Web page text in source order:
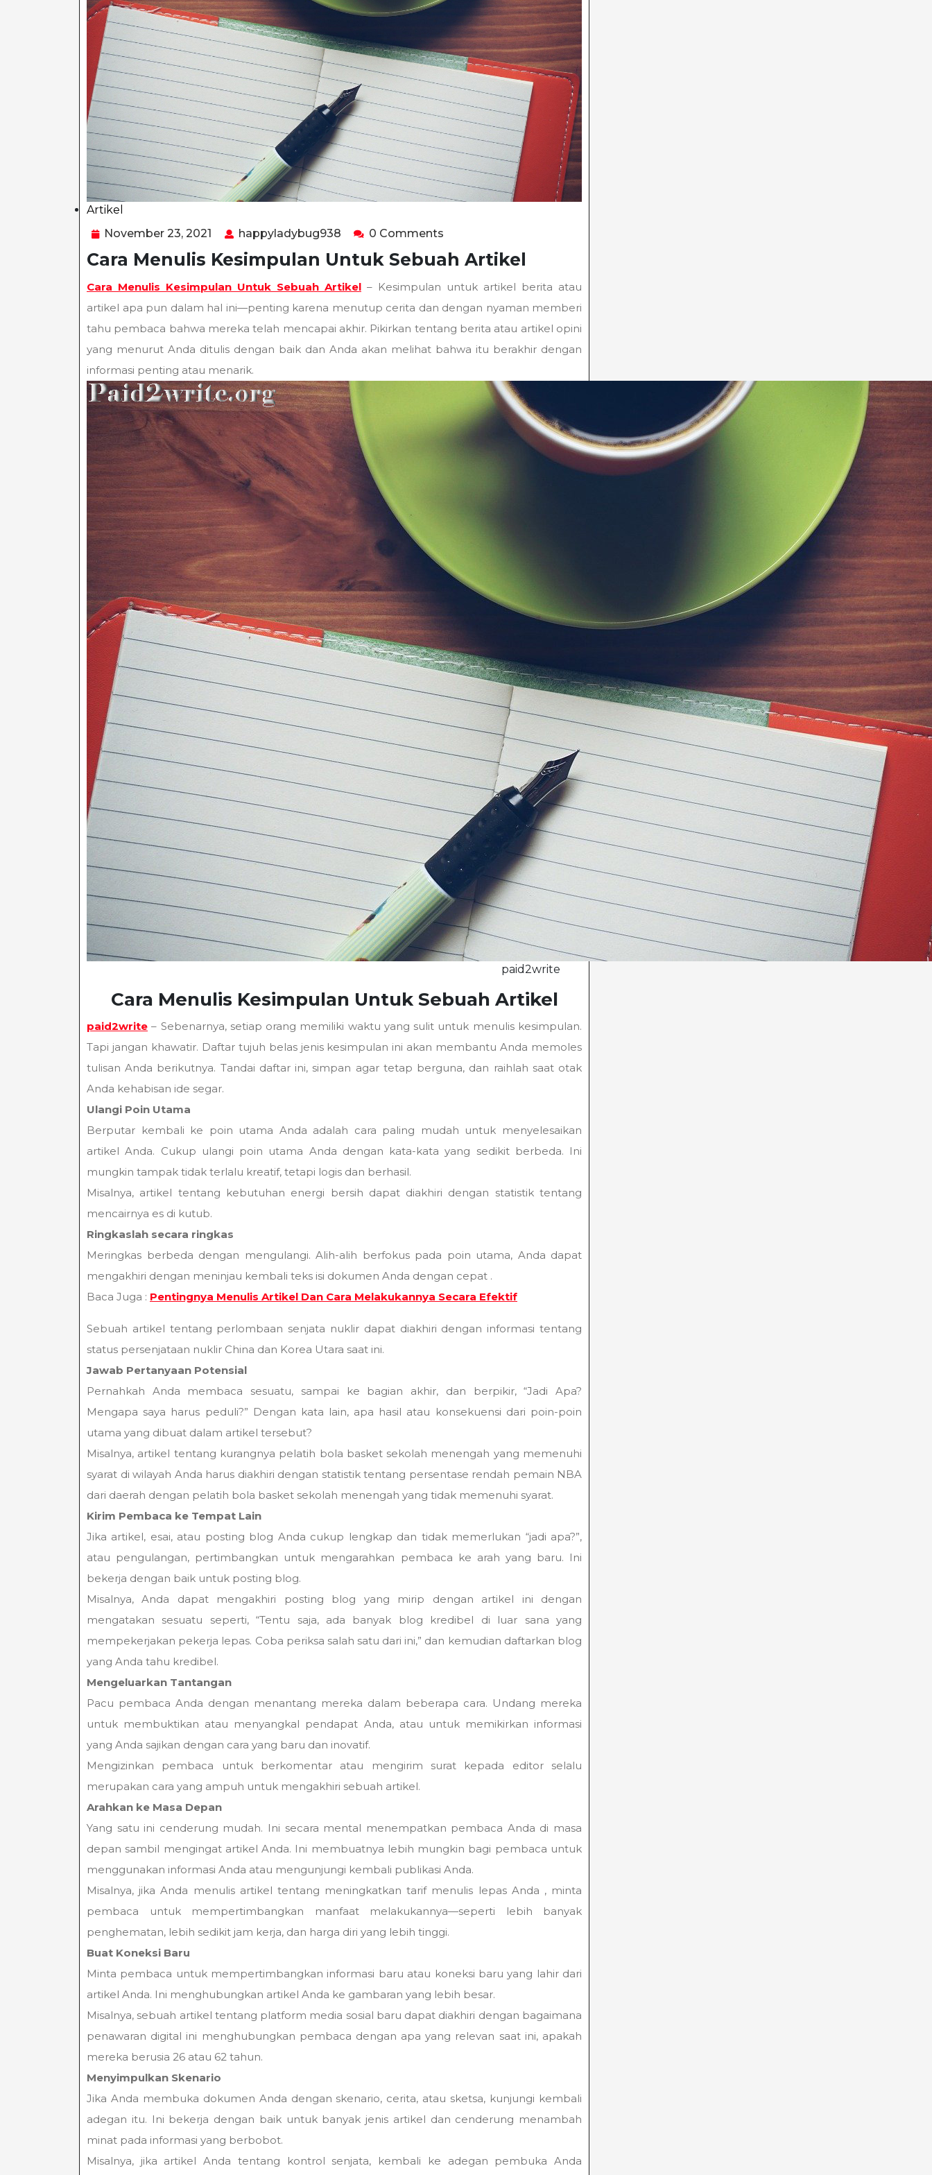
Artikel
Category
November 23, 2021
November
2021
happyladybug938 happyladybug938
0 Comments
Cara Menulis Kesimpulan Untuk Sebuah Artikel
Cara Menulis Kesimpulan Untuk Sebuah Artikel – Kesimpulan untuk artikel berita atau
artikel apa pun dalam hal ini—penting karena menutup cerita dan dengan nyaman memberi
tahu pembaca bahwa mereka telah mencapai akhir. Pikirkan tentang berita atau artikel opini
yang menurut Anda ditulis dengan baik dan Anda akan melihat bahwa itu berakhir dengan
informasi penting atau menarik.
paid2write
Cara Menulis Kesimpulan Untuk Sebuah Artikel
paid2write – Sebenarnya, setiap orang memiliki waktu yang sulit untuk menulis kesimpulan.
Tapi jangan khawatir. Daftar tujuh belas jenis kesimpulan ini akan membantu Anda memoles
tulisan Anda berikutnya. Tandai daftar ini, simpan agar tetap berguna, dan raihlah saat otak
Anda kehabisan ide segar.
Ulangi Poin Utama
Berputar kembali ke poin utama Anda adalah cara paling mudah untuk menyelesaikan
artikel Anda. Cukup ulangi poin utama Anda dengan kata-kata yang sedikit berbeda. Ini
mungkin tampak tidak terlalu kreatif, tetapi logis dan berhasil.
Misalnya, artikel tentang kebutuhan energi bersih dapat diakhiri dengan statistik tentang
mencairnya es di kutub.
Ringkaslah secara ringkas
Meringkas berbeda dengan mengulangi. Alih-alih berfokus pada poin utama, Anda dapat
mengakhiri dengan meninjau kembali teks isi dokumen Anda dengan cepat .
Baca Juga : Pentingnya Menulis Artikel Dan Cara Melakukannya Secara Efektif
Sebuah artikel tentang perlombaan senjata nuklir dapat diakhiri dengan informasi tentang
status persenjataan nuklir China dan Korea Utara saat ini.
Jawab Pertanyaan Potensial
Pernahkah Anda membaca sesuatu, sampai ke bagian akhir, dan berpikir, “Jadi Apa?
Mengapa saya harus peduli?” Dengan kata lain, apa hasil atau konsekuensi dari poin-poin
utama yang dibuat dalam artikel tersebut?
Misalnya, artikel tentang kurangnya pelatih bola basket sekolah menengah yang memenuhi
syarat di wilayah Anda harus diakhiri dengan statistik tentang persentase rendah pemain NBA
dari daerah dengan pelatih bola basket sekolah menengah yang tidak memenuhi syarat.
Kirim Pembaca ke Tempat Lain
Jika artikel, esai, atau posting blog Anda cukup lengkap dan tidak memerlukan “jadi apa?”,
atau pengulangan, pertimbangkan untuk mengarahkan pembaca ke arah yang baru. Ini
bekerja dengan baik untuk posting blog.
Misalnya, Anda dapat mengakhiri posting blog yang mirip dengan artikel ini dengan
mengatakan sesuatu seperti, “Tentu saja, ada banyak blog kredibel di luar sana yang
mempekerjakan pekerja lepas. Coba periksa salah satu dari ini,” dan kemudian daftarkan blog
yang Anda tahu kredibel.
Mengeluarkan Tantangan
Pacu pembaca Anda dengan menantang mereka dalam beberapa cara. Undang mereka
untuk membuktikan atau menyangkal pendapat Anda, atau untuk memikirkan informasi
yang Anda sajikan dengan cara yang baru dan inovatif.
Mengizinkan pembaca untuk berkomentar atau mengirim surat kepada editor selalu
merupakan cara yang ampuh untuk mengakhiri sebuah artikel.
Arahkan ke Masa Depan
Yang satu ini cenderung mudah. Ini secara mental menempatkan pembaca Anda di masa
depan sambil mengingat artikel Anda. Ini membuatnya lebih mungkin bagi pembaca untuk
menggunakan informasi Anda atau mengunjungi kembali publikasi Anda.
Misalnya, jika Anda menulis artikel tentang meningkatkan tarif menulis lepas Anda , minta
pembaca untuk mempertimbangkan manfaat melakukannya—seperti lebih banyak
penghematan, lebih sedikit jam kerja, dan harga diri yang lebih tinggi.
Buat Koneksi Baru
Minta pembaca untuk mempertimbangkan informasi baru atau koneksi baru yang lahir dari
artikel Anda. Ini menghubungkan artikel Anda ke gambaran yang lebih besar.
Misalnya, sebuah artikel tentang platform media sosial baru dapat diakhiri dengan bagaimana
penawaran digital ini menghubungkan pembaca dengan apa yang relevan saat ini, apakah
mereka berusia 26 atau 62 tahun.
Menyimpulkan Skenario
Jika Anda membuka dokumen Anda dengan skenario, cerita, atau sketsa, kunjungi kembali
adegan itu. Ini bekerja dengan baik untuk banyak jenis artikel dan cenderung menambah
minat pada informasi yang berbobot.
Misalnya, jika artikel Anda tentang kontrol senjata, kembali ke adegan pembuka Anda